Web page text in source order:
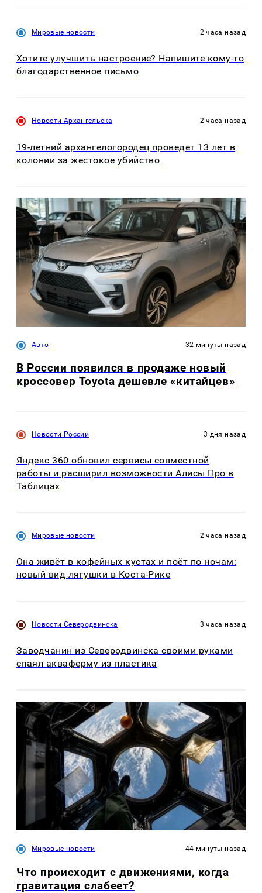
Мировые новости 2 часа назад
Хотите улучшить настроение? Напишите кому-то
благодарственное письмо
Новости Архангельска 2 часа назад
19-летний архангелогородец проведет 13 лет в
колонии за жестокое убийство
Авто 32 минуты назад
В России появился в продаже новый
кроссовер Toyota дешевле «китайцев»
Новости России 3 дня назад
Яндекс 360 обновил сервисы совместной
работы и расширил возможности Алисы Про в
Таблицах
Мировые новости 2 часа назад
Она живёт в кофейных кустах и поёт по ночам:
новый вид лягушки в Коста-Рике
Новости Северодвинска 3 часа назад
Заводчанин из Северодвинска своими руками
спаял акваферму из пластика
Мировые новости 44 минуты назад
Что происходит с движениями, когда
гравитация слабеет?